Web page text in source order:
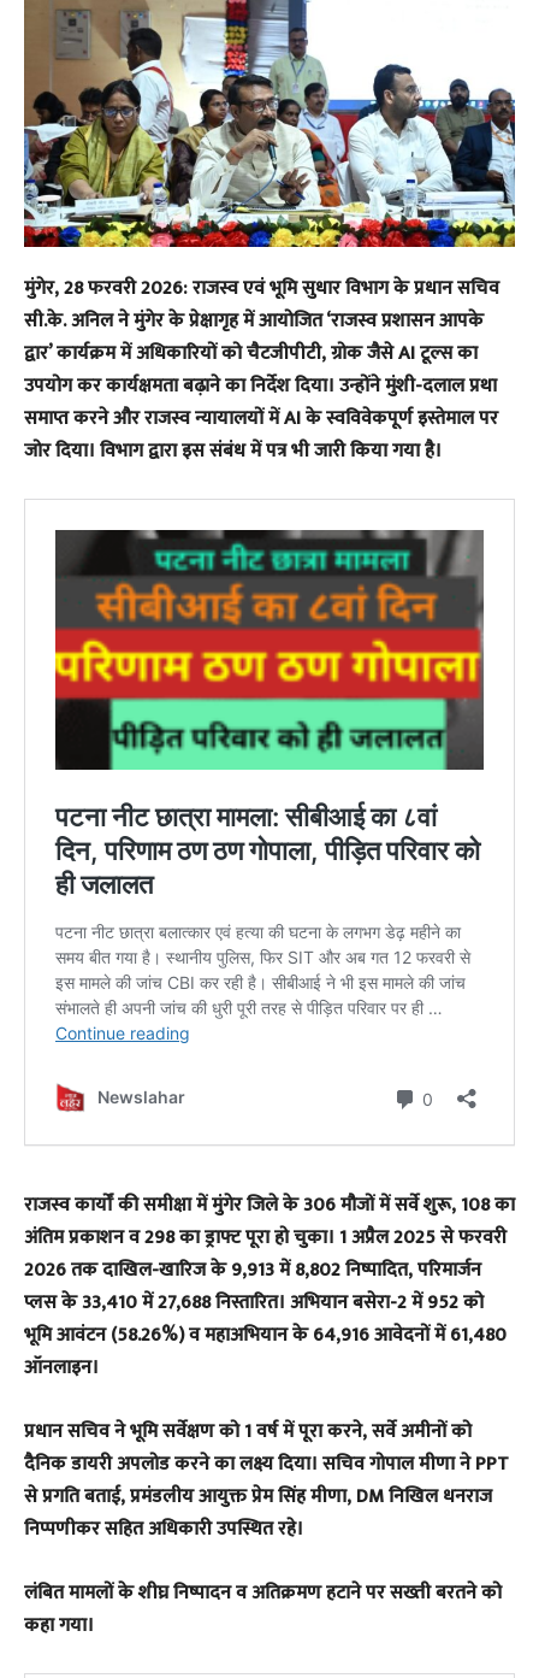
मुंगेर, 28 फरवरी 2026: राजस्व एवं भूमि सुधार विभाग के प्रधान सचिव
सी.के. अनिल ने मुंगेर के प्रेक्षागृह में आयोजित ‘राजस्व प्रशासन आपके
द्वार’ कार्यक्रम में अधिकारियों को चैटजीपीटी, ग्रोक जैसे AI टूल्स का
उपयोग कर कार्यक्षमता बढ़ाने का निर्देश दिया। उन्होंने मुंशी-दलाल प्रथा
समाप्त करने और राजस्व न्यायालयों में AI के स्वविवेकपूर्ण इस्तेमाल पर
जोर दिया। विभाग द्वारा इस संबंध में पत्र भी जारी किया गया है।
राजस्व कार्यों की समीक्षा में मुंगेर जिले के 306 मौजों में सर्वे शुरू, 108 का
अंतिम प्रकाशन व 298 का ड्राफ्ट पूरा हो चुका। 1 अप्रैल 2025 से फरवरी
2026 तक दाखिल-खारिज के 9,913 में 8,802 निष्पादित, परिमार्जन
प्लस के 33,410 में 27,688 निस्तारित। अभियान बसेरा-2 में 952 को
भूमि आवंटन (58.26%) व महाअभियान के 64,916 आवेदनों में 61,480
ऑनलाइन।
प्रधान सचिव ने भूमि सर्वेक्षण को 1 वर्ष में पूरा करने, सर्वे अमीनों को
दैनिक डायरी अपलोड करने का लक्ष्य दिया। सचिव गोपाल मीणा ने PPT
से प्रगति बताई, प्रमंडलीय आयुक्त प्रेम सिंह मीणा, DM निखिल धनराज
निप्पणीकर सहित अधिकारी उपस्थित रहे।
लंबित मामलों के शीघ्र निष्पादन व अतिक्रमण हटाने पर सख्ती बरतने को
कहा गया।